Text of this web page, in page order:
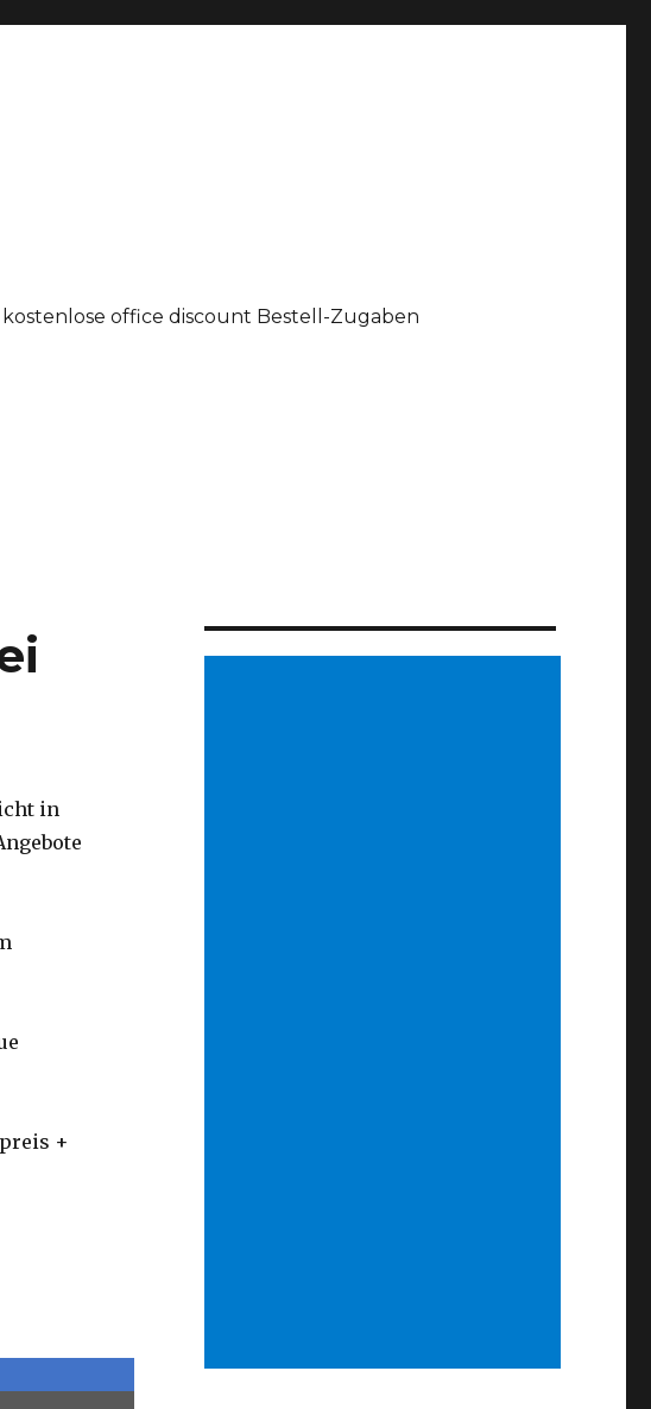
kostenlose office discount Bestell-Zugaben
in
+